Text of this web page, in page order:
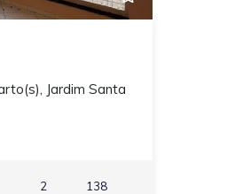
Jardim Santa
2
138